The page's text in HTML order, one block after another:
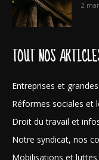
2
TOUT NOS
Entreprises et
Réformes sociales et
Droit du travail et
Notre syndicat, nos
Mobilisations et luttes